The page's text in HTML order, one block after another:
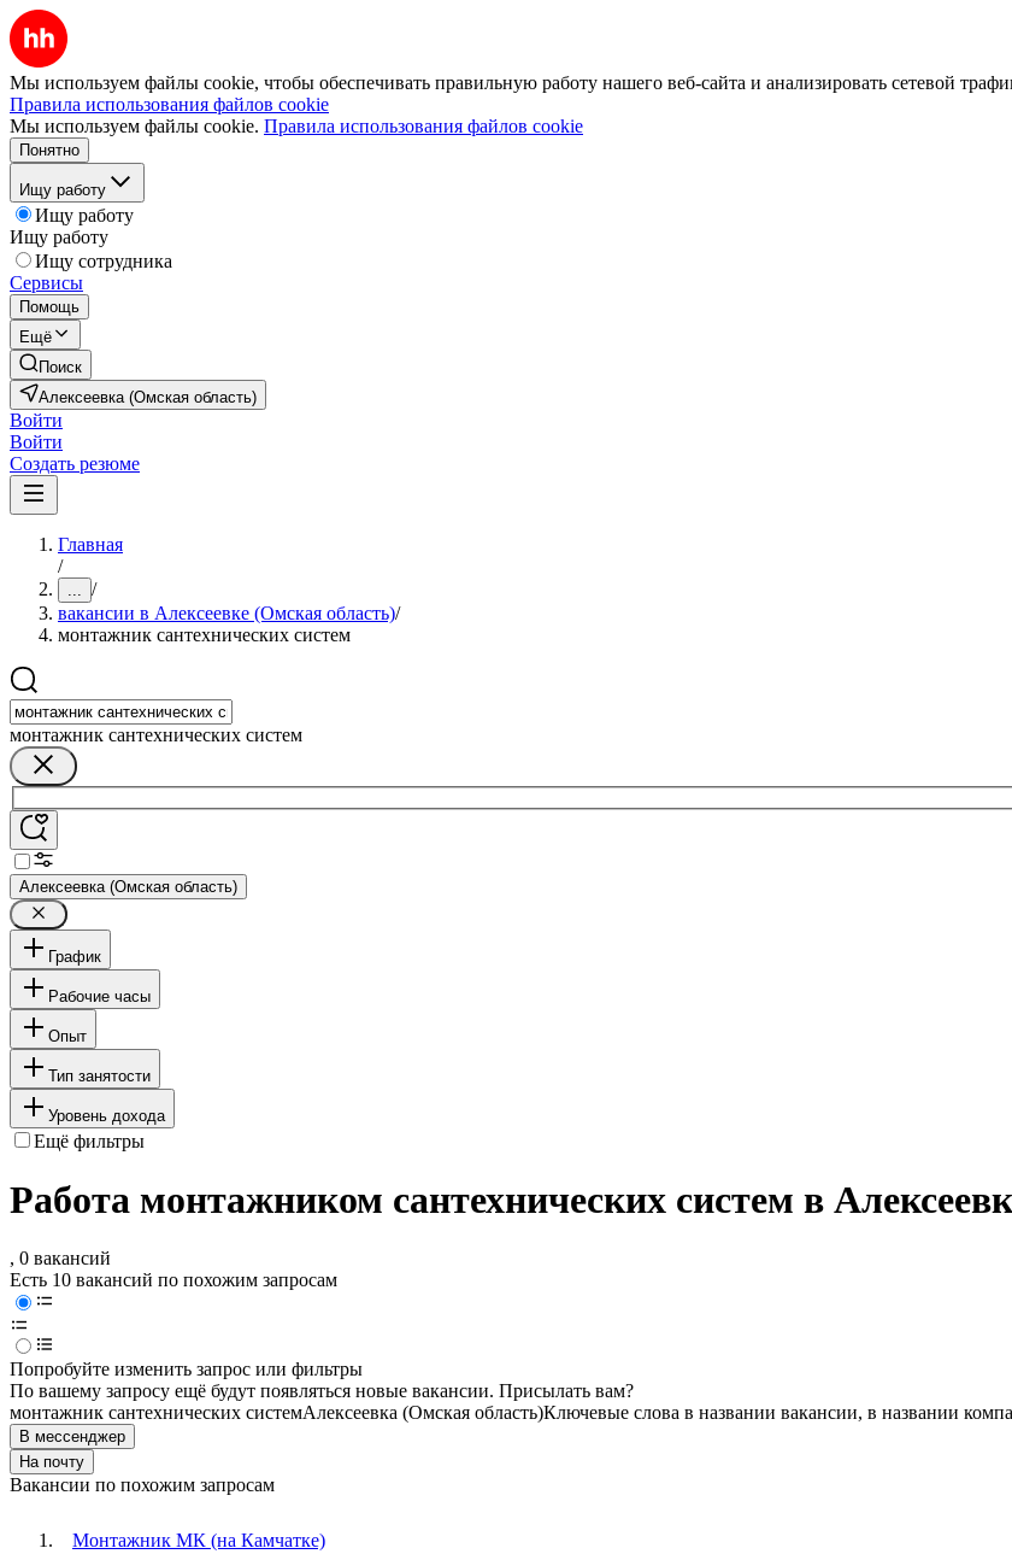
Мы используем файлы cookie, чтобы обеспечивать правильную работу нашего веб-сайта и анализировать сетевой
Правила использования файлов cookie
Мы используем файлы cookie. Правила использования файлов cookie
Понятно
Ищу работу
Ищу работу
Ищу работу
Ищу сотрудника
Сервисы
Помощь
Ещё
Поиск
Алексеевка (Омская область)
Войти
Войти
Создать резюме
Главная
/
... /
вакансии в Алексеевке (Омская область)/
монтажник сантехнических систем
монтажник сантехнических систем
Алексеевка (Омская область)
График
Рабочие часы
Опыт
Тип занятости
Уровень дохода
Ещё фильтры
Работа монтажником сантехнических систем в
, 0 вакансий
Есть 10 вакансий по похожим запросам
Попробуйте изменить запрос или фильтры
По вашему запросу ещё будут появляться новые вакансии. Присылать вам?
монтажник сантехнических системАлексеевка (Омская область)Ключевые слова в названии вакансии, в названии
В мессенджер
На почту
Вакансии по похожим запросам
Монтажник МК (на Камчатке)